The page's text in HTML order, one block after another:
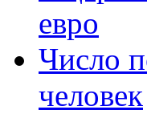
евро
Число
человек